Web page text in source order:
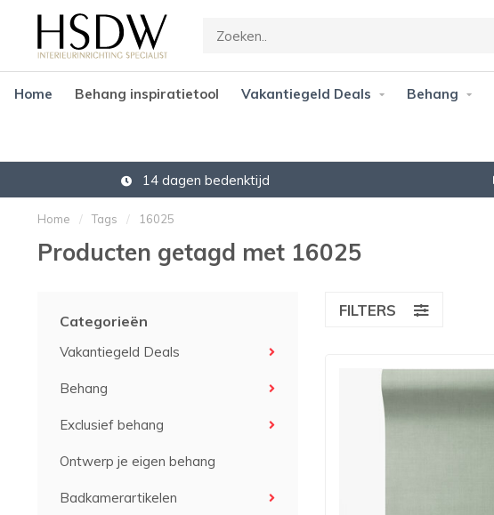
Home Behang inspiratietool Vakantiegeld Deals Behang
14 dagen bedenktijd
Home / Tags / 16025
Producten getagd met 16025
Categorieën
Vakantiegeld Deals
Behang
Exclusief behang
Ontwerp je eigen behang
Badkamerartikelen
FILTERS